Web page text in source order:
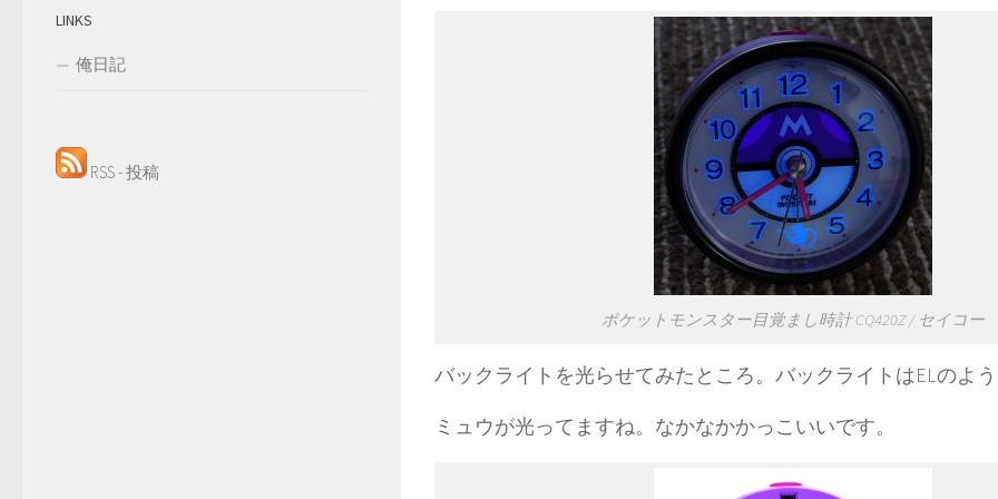
ポケットモンスター目覚まし時計 CQ420Z / セイコー
バックライトを光らせてみたところ。バックライトはELのよ
ミュウが光ってますね。なかなかかっこいいです。
LINKS
俺日記
RSS - 投稿